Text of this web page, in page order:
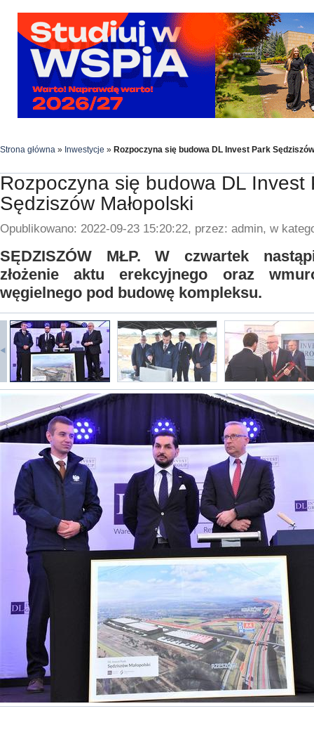
Strona główna » Inwestycje » Rozpoczyna się budowa DL Invest Park
Rozpoczyna się budowa DL Invest
Sędziszów Małopolski
Opublikowano: 2022-09-23 15:20:22, przez: admin, w
SĘDZISZÓW MŁP. W czwartek
złożenie aktu erekcyjnego oraz
węgielnego pod budowę kompleksu.